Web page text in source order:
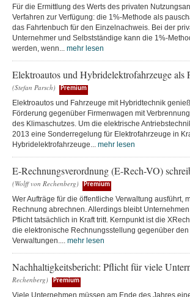
Für die Ermittlung des Werts des privaten
Verfahren zur Verfügung: die 1%-Methode als
das Fahrtenbuch für den Einzelnachweis. Bei der
Unternehmer und Selbstständige kann die 1%-
werden, wenn... mehr lesen
Elektroautos und Hybridelektrofahrzeuge als
(Stefan Parsch) Premium
Elektroautos und Fahrzeuge mit Hybridtechnik
Förderung gegenüber Firmenwagen mit
des Klimaschutzes. Um die elektrische
2013 eine Sonderregelung für Elektrofahrzeuge in
Hybridelektrofahrzeuge... mehr lesen
E-Rechnungsverordnung (E-Rech-VO)
(Wolff von Rechenberg) Premium
Wer Aufträge für die öffentliche Verwaltung ausführt,
Rechnung abrechnen. Allerdings bleibt
Pflicht tatsächlich in Kraft tritt. Kernpunkt ist die
die elektronische Rechnungsstellung gegenüber den
Verwaltungen.... mehr lesen
Nachhaltigkeitsbericht: Pflicht für viele
Rechenberg)
Premium
Viele Unternehmen müssen am Ende des Jahres